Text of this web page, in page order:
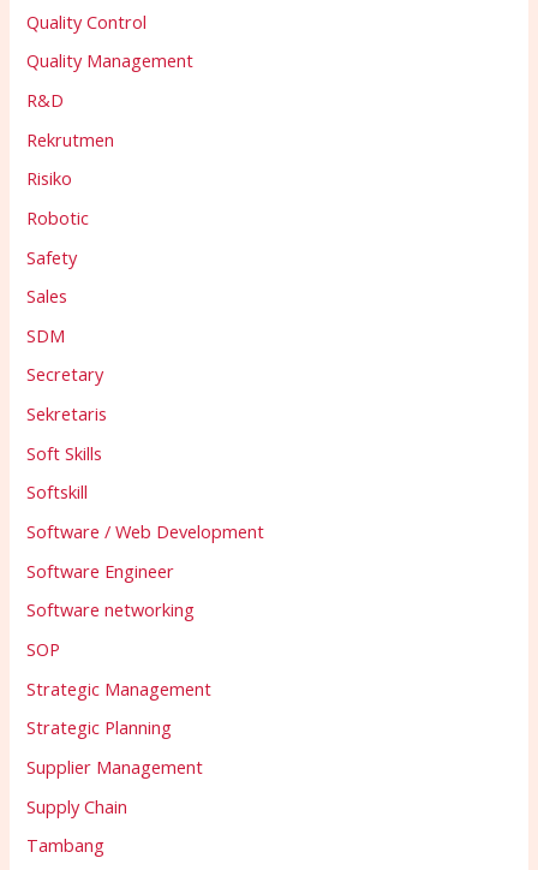
Quality Control
Quality Management
R&D
Rekrutmen
Risiko
Robotic
Safety
Sales
SDM
Secretary
Sekretaris
Soft Skills
Softskill
Software / Web Development
Software Engineer
Software networking
SOP
Strategic Management
Strategic Planning
Supplier Management
Supply Chain
Tambang